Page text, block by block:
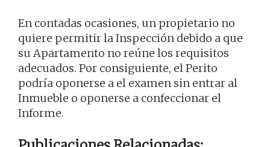
En contadas ocasiones, un propietario no
quiere permitir la Inspección debido a que
su Apartamento no reúne los requisitos
adecuados. Por consiguiente, el Perito
podría oponerse a el examen sin entrar al
Inmueble o oponerse a confeccionar el
Informe.